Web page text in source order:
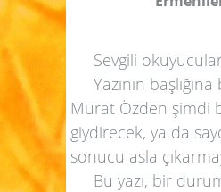
Sevgili
Yazının
Murat Özden şimdi
giydirecek, ya da
sonucu asla
Bu yazı, bir